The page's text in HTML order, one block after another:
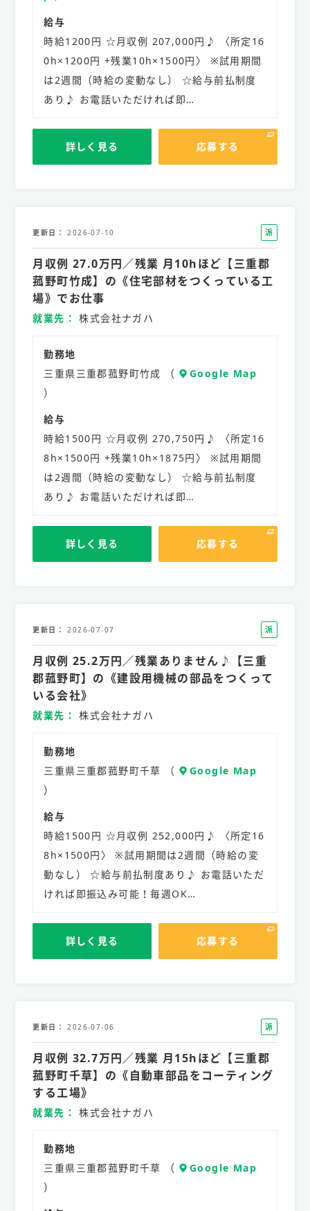
給与
時給1200円 ☆月収例 207,000円♪ 〈所定16
0h×1200円 +残業10h×1500円〉 ※試用期間
は2週間（時給の変動なし） ☆給与前払制度
あり♪ お電話いただければ即…
詳しく見る 応募する
更新日 2026-07-10
派
遣
社
員
月収例 27.0万円／残業 月10hほど【三重郡
菰野町竹成】の《住宅部材をつくっている工
場》でお仕事
就業先 株式会社ナガハ
勤務地
三重県三重郡菰野町竹成 （
Google Map
）
給与
時給1500円 ☆月収例 270,750円♪ 〈所定16
8h×1500円 +残業10h×1875円〉 ※試用期間
は2週間（時給の変動なし） ☆給与前払制度
あり♪ お電話いただければ即…
詳しく見る 応募する
更新日 2026-07-07
派
遣
社
員
月収例 25.2万円／残業ありません♪【三重
郡菰野町】の《建設用機械の部品をつくって
いる会社》
就業先 株式会社ナガハ
勤務地
三重県三重郡菰野町千草 （
Google Map
）
給与
時給1500円 ☆月収例 252,000円♪ 〈所定16
8h×1500円〉 ※試用期間は2週間（時給の変
動なし） ☆給与前払制度あり♪ お電話いただ
ければ即振込み可能！毎週OK…
詳しく見る 応募する
更新日 2026-07-06
派
遣
社
員
月収例 32.7万円／残業 月15hほど【三重郡
菰野町千草】の《自動車部品をコーティング
する工場》
就業先 株式会社ナガハ
勤務地
三重県三重郡菰野町千草 （
Google Map
）